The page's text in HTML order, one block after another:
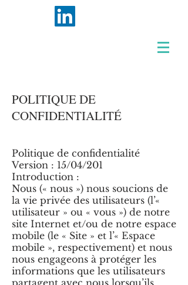
POLITIQUE DE
CONFIDENTIALITÉ
Politique de confidentialité
Version : 15/04/201
Introduction :
Nous (« nous ») nous soucions de
la vie privée des utilisateurs (l’«
utilisateur » ou « vous ») de notre
site Internet et/ou de notre espace
mobile (le « Site » et l’« Espace
mobile », respectivement) et nous
nous engageons à protéger les
informations que les utilisateurs
partagent avec nous lorsqu’ils